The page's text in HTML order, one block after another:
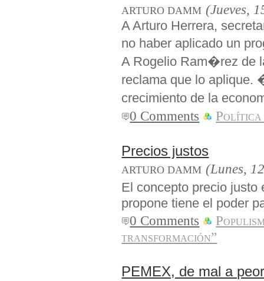
ARTURO DAMM (Jueves,
A Arturo Herrera,
no haber aplicado un
A Rogelio Ram�rez de
reclama que lo
crecimiento de la
0 Comments
Precios justos
ARTURO DAMM (Lunes,
El concepto precio
propone tiene el poder
0 Comments
transformación”
PEMEX, de mal a